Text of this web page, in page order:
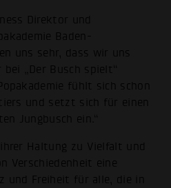
Direktor und
Baden-
uns sehr, dass wir uns
„Der Busch spielt“
fühlt sich schon
und setzt sich für einen
Jungbusch ein.“
Haltung zu Vielfalt und
Verschiedenheit eine
und Freiheit für alle, die in